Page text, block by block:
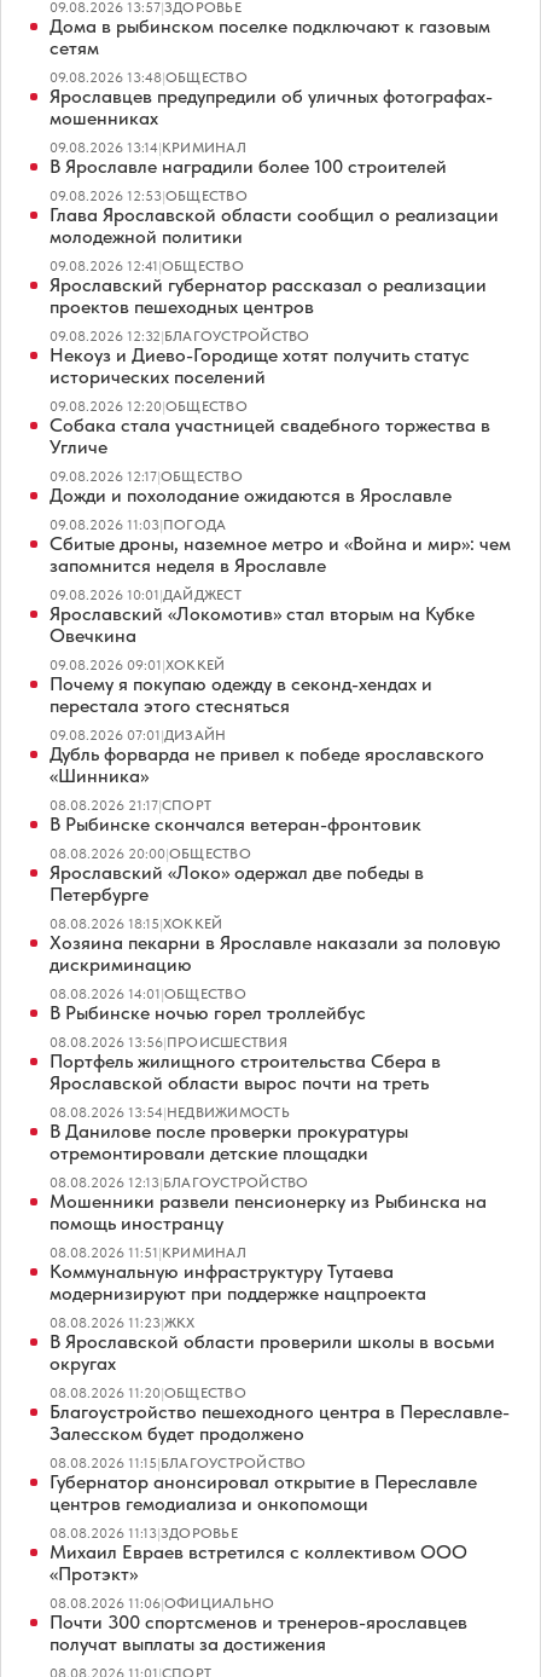
09.08.2026 13:57|ЗДОРОВЬЕ
Дома в рыбинском поселке подключают к газовым
сетям
09.08.2026 13:48|ОБЩЕСТВО
Ярославцев предупредили об уличных фотографах-
мошенниках
09.08.2026 13:14|КРИМИНАЛ
В Ярославле наградили более 100 строителей
09.08.2026 12:53|ОБЩЕСТВО
Глава Ярославской области сообщил о реализации
молодежной политики
09.08.2026 12:41|ОБЩЕСТВО
Ярославский губернатор рассказал о реализации
проектов пешеходных центров
09.08.2026 12:32|БЛАГОУСТРОЙСТВО
Некоуз и Диево-Городище хотят получить статус
исторических поселений
09.08.2026 12:20|ОБЩЕСТВО
Собака стала участницей свадебного торжества в
Угличе
09.08.2026 12:17|ОБЩЕСТВО
Дожди и похолодание ожидаются в Ярославле
09.08.2026 11:03|ПОГОДА
Сбитые дроны, наземное метро и «Война и мир»: чем
запомнится неделя в Ярославле
09.08.2026 10:01|ДАЙДЖЕСТ
Ярославский «Локомотив» стал вторым на Кубке
Овечкина
09.08.2026 09:01|ХОККЕЙ
Почему я покупаю одежду в секонд-хендах и
перестала этого стесняться
09.08.2026 07:01|ДИЗАЙН
Дубль форварда не привел к победе ярославского
«Шинника»
08.08.2026 21:17|СПОРТ
В Рыбинске скончался ветеран-фронтовик
08.08.2026 20:00|ОБЩЕСТВО
Ярославский «Локо» одержал две победы в
Петербурге
08.08.2026 18:15|ХОККЕЙ
Хозяина пекарни в Ярославле наказали за половую
дискриминацию
08.08.2026 14:01|ОБЩЕСТВО
В Рыбинске ночью горел троллейбус
08.08.2026 13:56|ПРОИСШЕСТВИЯ
Портфель жилищного строительства Сбера в
Ярославской области вырос почти на треть
08.08.2026 13:54|НЕДВИЖИМОСТЬ
В Данилове после проверки прокуратуры
отремонтировали детские площадки
08.08.2026 12:13|БЛАГОУСТРОЙСТВО
Мошенники развели пенсионерку из Рыбинска на
помощь иностранцу
08.08.2026 11:51|КРИМИНАЛ
Коммунальную инфраструктуру Тутаева
модернизируют при поддержке нацпроекта
08.08.2026 11:23|ЖКХ
В Ярославской области проверили школы в восьми
округах
08.08.2026 11:20|ОБЩЕСТВО
Благоустройство пешеходного центра в Переславле-
Залесском будет продолжено
08.08.2026 11:15|БЛАГОУСТРОЙСТВО
Губернатор анонсировал открытие в Переславле
центров гемодиализа и онкопомощи
08.08.2026 11:13|ЗДОРОВЬЕ
Михаил Евраев встретился с коллективом ООО
«Протэкт»
08.08.2026 11:06|ОФИЦИАЛЬНО
Почти 300 спортсменов и тренеров-ярославцев
получат выплаты за достижения
08.08.2026 11:01|СПОРТ